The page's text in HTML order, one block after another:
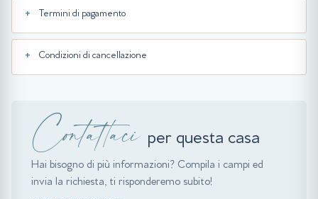
Termini di pagamento
Condizioni di cancellazione
Contattaci per questa casa
Hai bisogno di più informazioni? Compila i campi ed
invia la richiesta, ti risponderemo subito!